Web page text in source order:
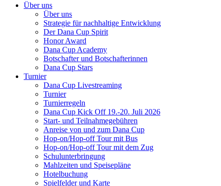
Über uns
Über uns
Strategie für nachhaltige Entwicklung
Der Dana Cup Spirit
Honor Award
Dana Cup Academy
Botschafter und Botschafterinnen
Dana Cup Stars
Turnier
Dana Cup Livestreaming
Turnier
Turnierregeln
Dana Cup Kick Off 19.-20. Juli 2026
Start- und Teilnahmegebühren
Anreise von und zum Dana Cup
Hop-on/Hop-off Tour mit Bus
Hop-on/Hop-off Tour mit dem Zug
Schulunterbringung
Mahlzeiten und Speisepläne
Hotelbuchung
Spielfelder und Karte